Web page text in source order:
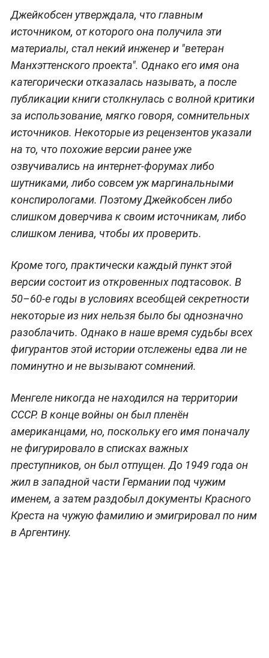
Джейкобсен утверждала, что главным
источником, от которого она получила эти
материалы, стал некий инженер и "ветеран
Манхэттенского проекта". Однако его имя она
категорически отказалась называть, а после
публикации книги столкнулась с волной критики
за использование, мягко говоря, сомнительных
источников. Некоторые из рецензентов указали
на то, что похожие версии ранее уже
озвучивались на интернет-форумах либо
шутниками, либо совсем уж маргинальными
конспирологами. Поэтому Джейкобсен либо
слишком доверчива к своим источникам, либо
слишком ленива, чтобы их проверить.
Кроме того, практически каждый пункт этой
версии состоит из откровенных подтасовок. В
50–60-е годы в условиях всеобщей секретности
некоторые из них нельзя было бы однозначно
разоблачить. Однако в наше время судьбы всех
фигурантов этой истории отслежены едва ли не
поминутно и не вызывают сомнений.
Менгеле никогда не находился на территории
СССР. В конце войны он был пленён
американцами, но, поскольку его имя поначалу
не фигурировало в списках важных
преступников, он был отпущен. До 1949 года он
жил в западной части Германии под чужим
именем, а затем раздобыл документы Красного
Креста на чужую фамилию и эмигрировал по ним
в Аргентину.